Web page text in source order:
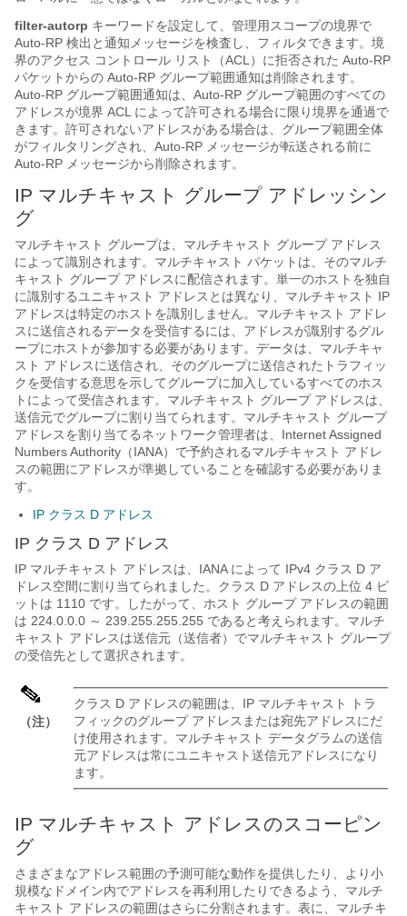
filter-autorp キーワードを設定して、管理用スコープの境界で
Auto-RP 検出と通知メッセージを検査し、フィルタできます。境
界のアクセス コントロール リスト（ACL）に拒否された Auto-RP
パケットからの Auto-RP グループ範囲通知は削除されます。
Auto-RP グループ範囲通知は、Auto-RP グループ範囲のすべての
アドレスが境界 ACL によって許可される場合に限り境界を通過で
きます。許可されないアドレスがある場合は、グループ範囲全体
がフィルタリングされ、Auto-RP メッセージが転送される前に
Auto-RP メッセージから削除されます。
IP マルチキャスト グループ アドレッシン
グ
マルチキャスト グループは、マルチキャスト グループ アドレス
によって識別されます。マルチキャスト パケットは、そのマルチ
キャスト グループ アドレスに配信されます。単一のホストを独自
に識別するユニキャスト アドレスとは異なり、マルチキャスト IP
アドレスは特定のホストを識別しません。マルチキャスト アドレ
スに送信されるデータを受信するには、アドレスが識別するグル
ープにホストが参加する必要があります。データは、マルチキャ
スト アドレスに送信され、そのグループに送信されたトラフィッ
クを受信する意思を示してグループに加入しているすべてのホス
トによって受信されます。マルチキャスト グループ アドレスは、
送信元でグループに割り当てられます。マルチキャスト グループ
アドレスを割り当てるネットワーク管理者は、Internet Assigned
Numbers Authority（IANA）で予約されるマルチキャスト アドレ
スの範囲にアドレスが準拠していることを確認する必要がありま
す。
IP クラス D アドレス
IP クラス D アドレス
IP マルチキャスト アドレスは、IANA によって IPv4 クラス D ア
ドレス空間に割り当てられました。クラス D アドレスの上位 4 ビ
ットは 1110 です。したがって、ホスト グループ アドレスの範囲
は 224.0.0.0 ～ 239.255.255.255 であると考えられます。マルチ
キャスト アドレスは送信元（送信者）でマルチキャスト グループ
の受信先として選択されます。
（注）
クラス D アドレスの範囲は、IP マルチキャスト トラ
フィックのグループ アドレスまたは宛先アドレスにだ
け使用されます。マルチキャスト データグラムの送信
元アドレスは常にユニキャスト送信元アドレスになり
ます。
IP マルチキャスト アドレスのスコーピン
グ
さまざまなアドレス範囲の予測可能な動作を提供したり、より小
規模なドメイン内でアドレスを再利用したりできるよう、マルチ
キャスト アドレスの範囲はさらに分割されます。表に、マルチキ